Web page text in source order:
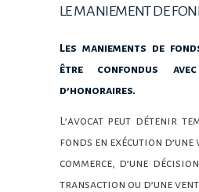
LE MANIEMENT DE
Les maniements de
être confondus
d’honoraires.
L’avocat peut détenir
fonds en exécution
commerce, d’une
transaction ou d’une